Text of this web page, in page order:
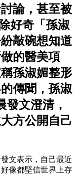
論，甚至被
好奇「孫淑
敲碗想知道
的醫美項
孫淑媚整形
傳聞，孫淑
發文澄清，
方公開自己
文表示，自己最近
像都堅信世界上存